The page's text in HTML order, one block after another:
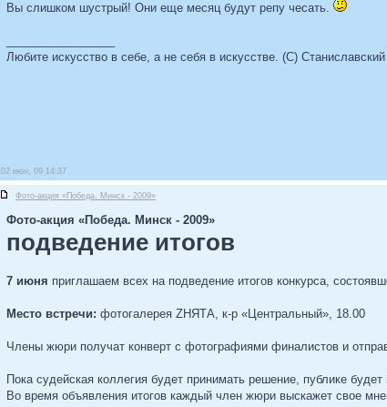
Вы слишком шустрый! Они еще месяц будут репу чесать.
Любите искусство в себе, а не себя в искусстве. (С) Станиславский
02 июн, 09 14:37
Фото-акция «Победа. Минск - 2009»
Фото-акция «Победа. Минск - 2009»
подведение итогов
7 июня приглашаем всех на подведение итогов конкурса,
Место встречи: фотогалерея ZНЯТА, к-р «Центральный», 18.00
Члены жюри получат конверт с фотографиями финалистов и
Пока судейская коллегия будет принимать решение, публике
Во время объявления итогов каждый член жюри выскажет свое